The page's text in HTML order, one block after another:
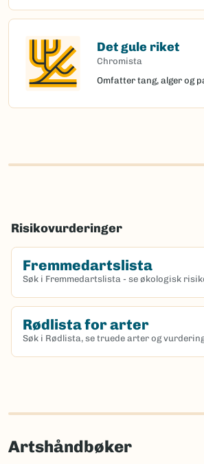
Det gule riket
Chromista
Omfatter tang, alger og
Risikovurderinger
Fremmedartslista
Søk i Fremmedartslista - se økologisk
Rødlista for arter
Søk i Rødlista, se truede arter og
Artshåndbøker